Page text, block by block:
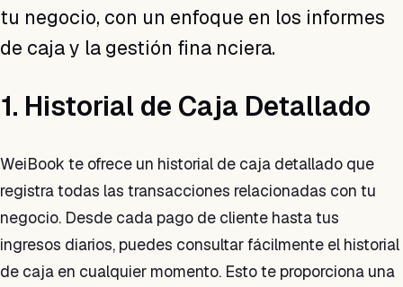
tu negocio, con un enfoque en los informes
de caja y la gestión fina nciera.
1. Historial de Caja Detallado
WeiBook te ofrece un historial de caja detallado que
registra todas las transacciones relacionadas con tu
negocio. Desde cada pago de cliente hasta tus
ingresos diarios, puedes consultar fácilmente el historial
de caja en cualquier momento. Esto te proporciona una